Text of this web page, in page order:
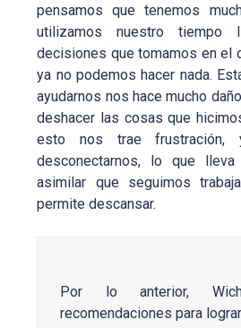
pensamos que tenemos
utilizamos nuestro tiempo
decisiones que tomamos en el
ya no podemos hacer nada.
ayudarnos nos hace mucho
deshacer las cosas que
esto nos trae
desconectarnos, lo que
asimilar que seguimos
permite descansar.
Por lo anterior,
recomendaciones para